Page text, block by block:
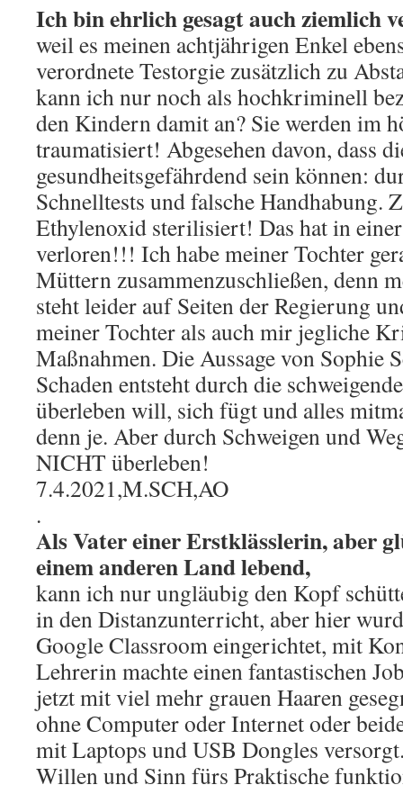
Ich bin ehrlich gesagt auch ziemlich
weil es meinen achtjährigen Enkel
verordnete Testorgie zusätzlich zu
kann ich nur noch als hochkriminell
den Kindern damit an? Sie werden im
traumatisiert! Abgesehen davon, dass
gesundheitsgefährdend sein können:
Schnelltests und falsche Handhabung.
Ethylenoxid sterilisiert! Das hat in
verloren!!! Ich habe meiner Tochter
Müttern zusammenzuschließen, denn
steht leider auf Seiten der Regierung
meiner Tochter als auch mir jegliche
Maßnahmen. Die Aussage von Sophie
Schaden entsteht durch die
überleben will, sich fügt und alles
denn je. Aber durch Schweigen und
NICHT überleben!
7.4.2021,M.SCH,AO
.
Als Vater einer Erstklässlerin, aber
einem anderen Land lebend,
kann ich nur ungläubig den Kopf
in den Distanzunterricht, aber hier
Google Classroom eingerichtet, mit
Lehrerin machte einen fantastischen
jetzt mit viel mehr grauen Haaren
ohne Computer oder Internet oder
mit Laptops und USB Dongles
Willen und Sinn fürs Praktische